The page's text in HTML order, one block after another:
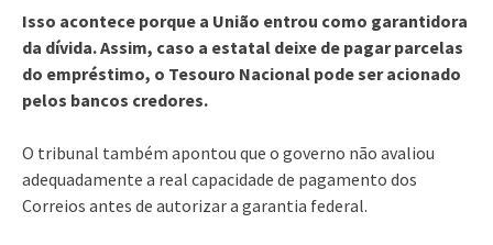
Isso acontece porque a União entrou como garantidora
da dívida. Assim, caso a estatal deixe de pagar parcelas
do empréstimo, o Tesouro Nacional pode ser acionado
pelos bancos credores.
O tribunal também apontou que o governo não avaliou
adequadamente a real capacidade de pagamento dos
Correios antes de autorizar a garantia federal.